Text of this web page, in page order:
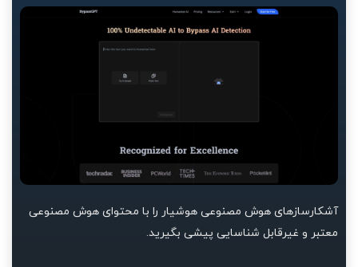
آشکارسازهای هوش مصنوعی هوشیار را با محتوای هوش مصنوعی
معتبر و غیرقابل شناسایی پیشی بگیرید.